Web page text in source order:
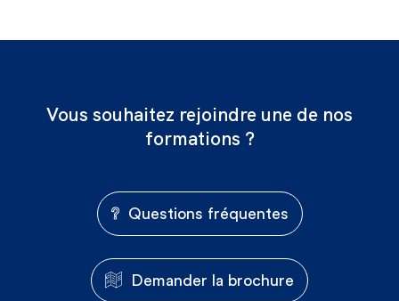
Vous souhaitez rejoindre une de nos
formations ?
Questions fréquentes
Demander la brochure